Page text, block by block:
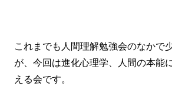
これまでも人間理解勉強会のなかで
が、今回は進化心理学、人間の本能
える会です。